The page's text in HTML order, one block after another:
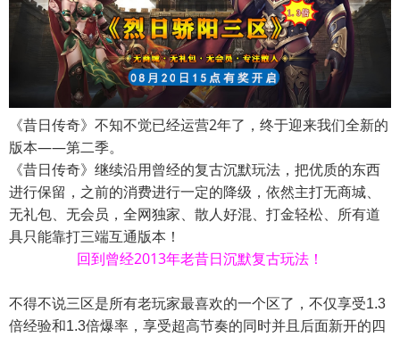
《昔日传奇》不知不觉已经运营2年了，终于迎来我们全新的
版本——第二季。
《昔日传奇》继续沿用曾经的复古沉默玩法，把优质的东西
进行保留，之前的消费进行一定的降级，依然主打无商城、
无礼包、无会员，全网独家、散人好混、打金轻松、所有道
具只能靠打三端互通版本！
回到曾经2013年老昔日沉默复古玩法！
不得不说三区是所有老玩家最喜欢的一个区了，不仅享受1.3
倍经验和1.3倍爆率，享受超高节奏的同时并且后面新开的四